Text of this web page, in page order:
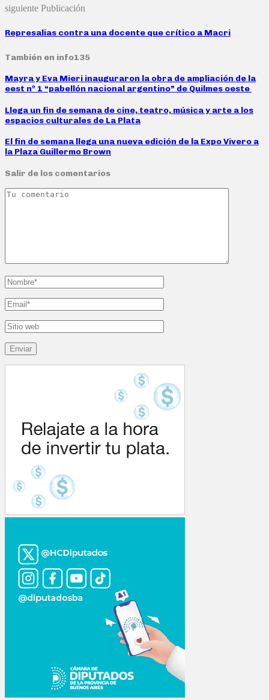
siguiente Publicación
Represalias contra una docente que crítico a Macri
También en info135
Mayra y Eva Mieri inauguraron la obra de ampliación de la
eest nº 1 “pabellón nacional argentino” de Quilmes oeste
Llega un fin de semana de cine, teatro, música y arte a los
espacios culturales de La Plata
El fin de semana llega una nueva edición de la Expo Vivero a
la Plaza Guillermo Brown
Salir de los comentarios